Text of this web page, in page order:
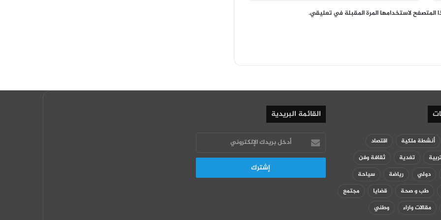
المتصفح لاستخدامها المرة المقبلة في تعليقي.
أنشطة ملكية
اقتصاد
تغدية
ثقافة وفن
دولي رياضة
سياحة
طب و صحة قضايا
مجتمع
مقالات واراء وطني
القائمة البريدية
أدخل
بريدك
الإلكتروني